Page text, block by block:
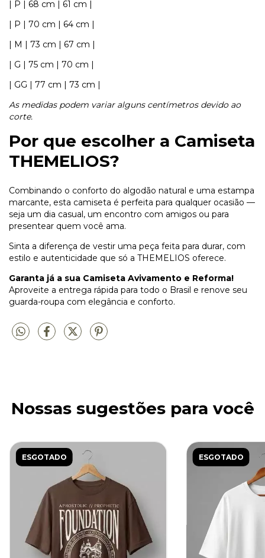
| P | 68 cm | 61 cm |
| P | 70 cm | 64 cm |
| M | 73 cm | 67 cm |
| G | 75 cm | 70 cm |
| GG | 77 cm | 73 cm |
As medidas podem variar alguns centímetros devido ao
corte.
Por que escolher a Camiseta
THEMELIOS?
Combinando o conforto do algodão natural e uma estampa
marcante, esta camiseta é perfeita para qualquer ocasião —
seja um dia casual, um encontro com amigos ou para
presentear quem você ama.
Sinta a diferença de vestir uma peça feita para durar, com
estilo e autenticidade que só a THEMELIOS oferece.
Garanta já a sua Camiseta Avivamento e Reforma!
Aproveite a entrega rápida para todo o Brasil e renove seu
guarda-roupa com elegância e conforto.
Nossas sugestões para você
ESGOTADO ESGOTADO